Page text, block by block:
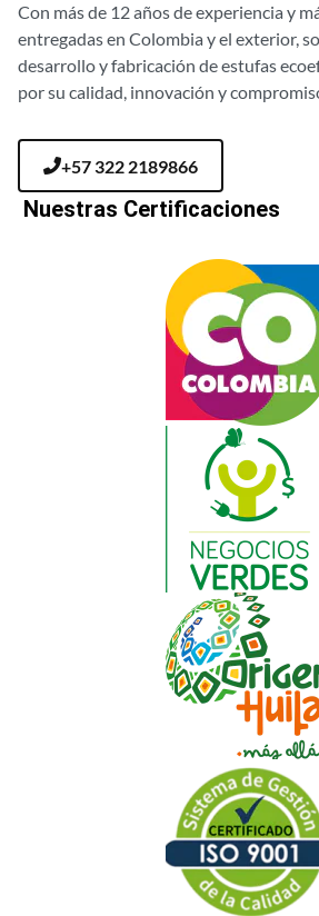
Con más de 12 años de experiencia y
entregadas en Colombia y el exterior,
desarrollo y fabricación de estufas
por su calidad, innovación y
+57 322 2189866
Nuestras Certificaciones